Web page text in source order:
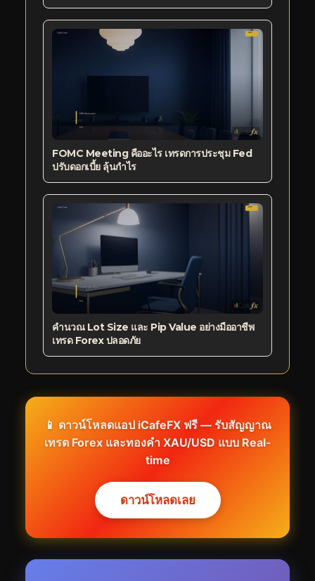
FOMC Meeting คืออะไร เทรดการประชุม Fed
ปรับดอกเบี้ย ลุ้นกำไร
คำนวณ Lot Size และ Pip Value อย่างมืออาชีพ
เทรด Forex ปลอดภัย
📱 ดาวน์โหลดแอป iCafeFX ฟรี — รับสัญญาณ
เทรด Forex และทองคำ XAU/USD แบบ Real-
time
ดาวน์โหลดเลย